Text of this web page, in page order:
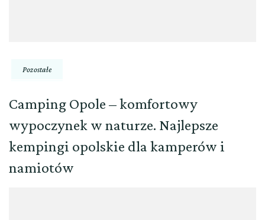
Pozostałe
Camping Opole – komfortowy
wypoczynek w naturze. Najlepsze
kempingi opolskie dla kamperów i
namiotów